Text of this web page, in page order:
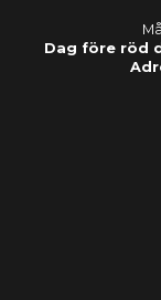
Dag före röd